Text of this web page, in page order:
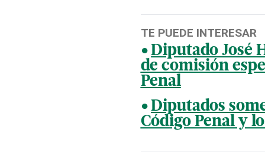
TE PUEDE INTERESAR
Diputado José
de comisión
Penal
Diputados
Código Penal y